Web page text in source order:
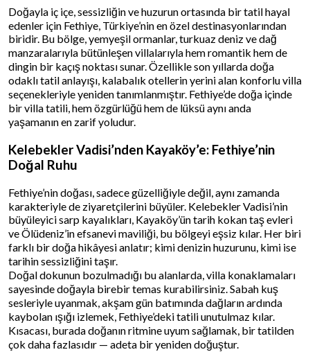
Doğayla iç içe, sessizliğin ve huzurun ortasında bir tatil hayal
edenler için Fethiye, Türkiye’nin en özel destinasyonlarından
biridir. Bu bölge, yemyeşil ormanlar, turkuaz deniz ve dağ
manzaralarıyla bütünleşen villalarıyla hem romantik hem de
dingin bir kaçış noktası sunar. Özellikle son yıllarda doğa
odaklı tatil anlayışı, kalabalık otellerin yerini alan konforlu villa
seçenekleriyle yeniden tanımlanmıştır. Fethiye’de doğa içinde
bir villa tatili, hem özgürlüğü hem de lüksü aynı anda
yaşamanın en zarif yoludur.
Kelebekler Vadisi’nden Kayaköy’e: Fethiye’nin
Doğal Ruhu
Fethiye’nin doğası, sadece güzelliğiyle değil, aynı zamanda
karakteriyle de ziyaretçilerini büyüler. Kelebekler Vadisi’nin
büyüleyici sarp kayalıkları, Kayaköy’ün tarih kokan taş evleri
ve Ölüdeniz’in efsanevi maviliği, bu bölgeyi eşsiz kılar. Her biri
farklı bir doğa hikâyesi anlatır; kimi denizin huzurunu, kimi ise
tarihin sessizliğini taşır.
Doğal dokunun bozulmadığı bu alanlarda, villa konaklamaları
sayesinde doğayla birebir temas kurabilirsiniz. Sabah kuş
sesleriyle uyanmak, akşam gün batımında dağların ardında
kaybolan ışığı izlemek, Fethiye’deki tatili unutulmaz kılar.
Kısacası, burada doğanın ritmine uyum sağlamak, bir tatilden
çok daha fazlasıdır — adeta bir yeniden doğuştur.